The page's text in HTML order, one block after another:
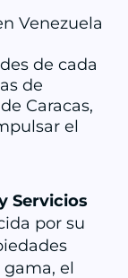
Venezuela
de cada
de
Caracas,
el
Servicios
por su
el